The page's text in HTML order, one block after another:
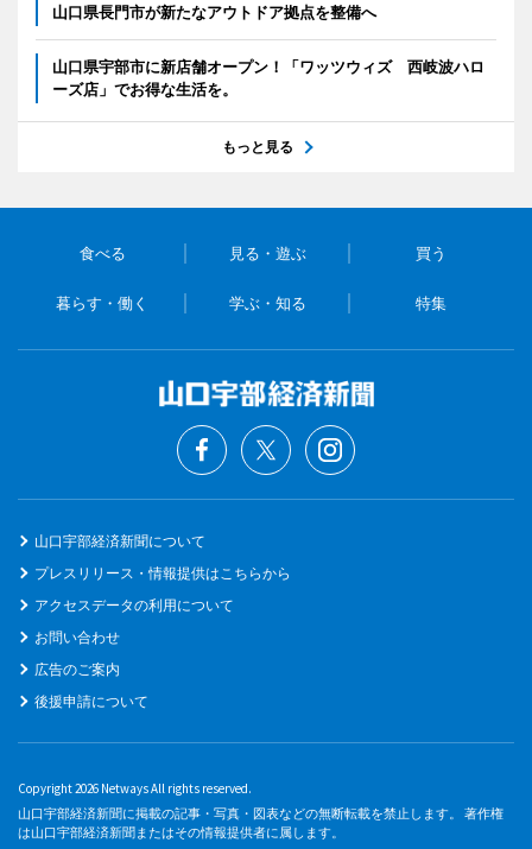
山口県長門市が新たなアウトドア拠点を整備へ
山口県宇部市に新店舗オープン！「ワッツウィズ 西岐波ハロ
ーズ店」でお得な生活を。
もっと見る
食べる 見る・遊ぶ 買う
暮らす・働く 学ぶ・知る 特集
山口宇部経済新聞について
プレスリリース・情報提供はこちらから
アクセスデータの利用について
お問い合わせ
広告のご案内
後援申請について
Copyright 2026 Netways All rights reserved.
山口宇部経済新聞に掲載の記事・写真・図表などの無断転載を禁止します。 著作権
は山口宇部経済新聞またはその情報提供者に属します。